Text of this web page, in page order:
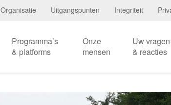
Organisatie Uitgangspunten Integriteit
Programma’s
& platforms
Onze
mensen
Uw vragen
& reacties